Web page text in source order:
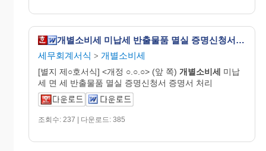
개별소비세 미납세 반출물품 멸실 증명신청서 [개별소비세법 시행규칙 서식15]
세무회계서식 > 개별소비세
[별지 제○호서식] <개정 ○.○.○> (앞 쪽) 개별소비세 미납
세 면 세 반출물품 멸실 증명신청서 증명서 처리
조회수: 237 | 다운로드: 385